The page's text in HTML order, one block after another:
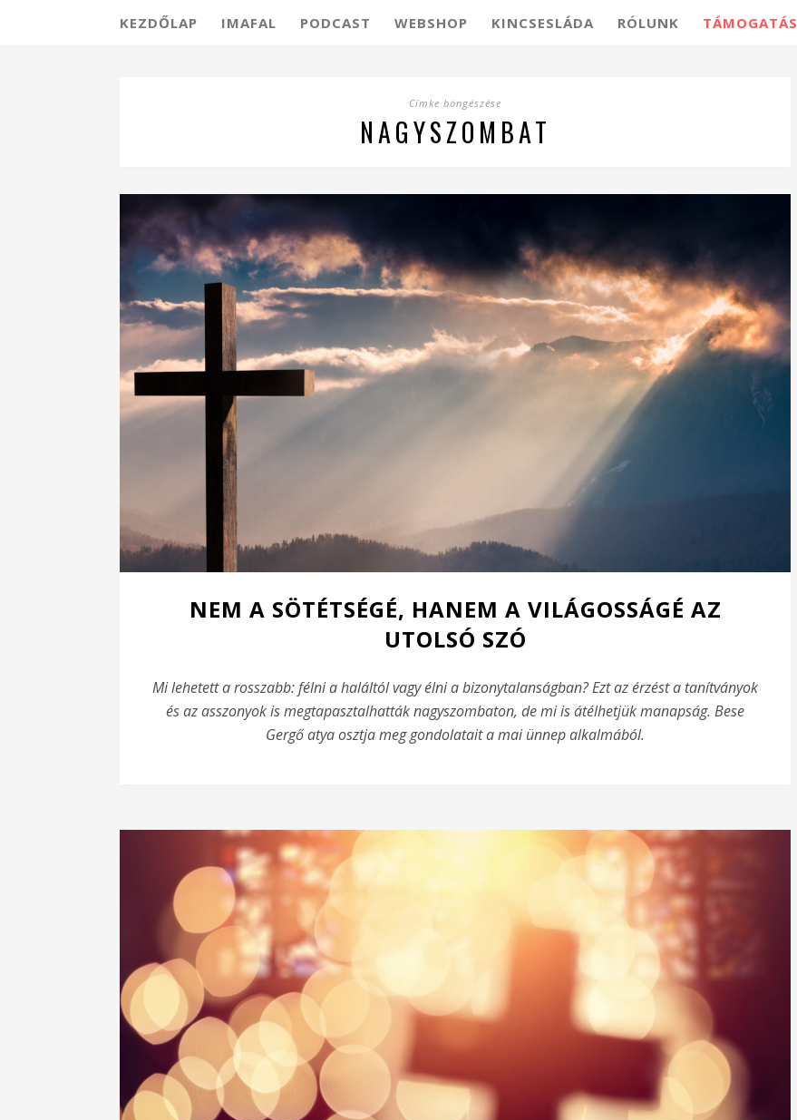
KEZDŐLAP IMAFAL PODCAST WEBSHOP KINCSESLÁDA RÓLUNK TÁMOGATÁS
Címke böngészése
NAGYSZOMBAT
NEM A SÖTÉTSÉGÉ, HANEM A VILÁGOSSÁGÉ AZ
UTOLSÓ SZÓ
Mi lehetett a rosszabb: félni a haláltól vagy élni a bizonytalanságban? Ezt az érzést a tanítványok
és az asszonyok is megtapasztalhatták nagyszombaton, de mi is átélhetjük manapság. Bese
Gergő atya osztja meg gondolatait a mai ünnep alkalmából.